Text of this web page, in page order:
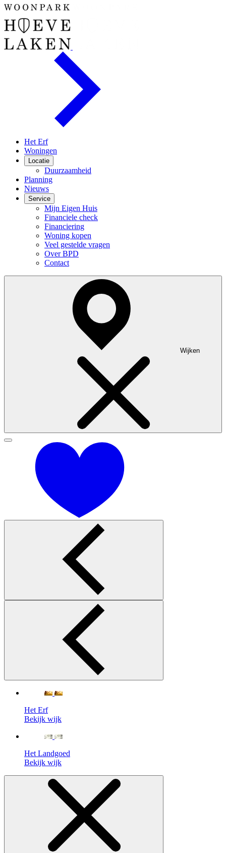
Het Erf
Woningen
Locatie
Duurzaamheid
Planning
Nieuws
Service
Mijn Eigen Huis
Financiele check
Financiering
Woning kopen
Veel gestelde vragen
Over BPD
Contact
Wijken
Het Erf
Bekijk wijk
Het Landgoed
Bekijk wijk